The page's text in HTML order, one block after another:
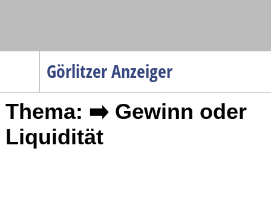
Görlitzer Anzeiger
Menüpunkte
Startseite
Gesellschaft
Thema: ➡️ Gewinn oder
Liquidität